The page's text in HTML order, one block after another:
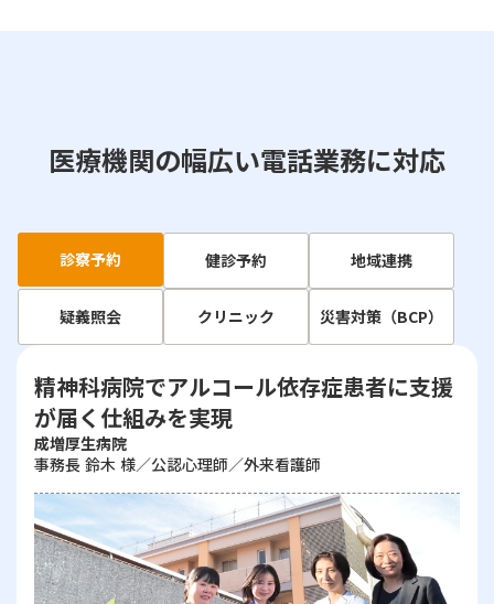
医療機関の幅広い電話業務に対応
診察予約 健診予約 地域連携
疑義照会 クリニック 災害対策（BCP）
精神科病院でアルコール依存症患者に支援
が届く仕組みを実現
成増厚生病院
事務長 鈴木 様／公認心理師／外来看護師